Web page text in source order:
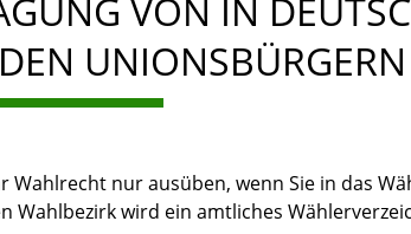
VON IN
Wahlrecht nur ausüben, wenn Sie in das
Wahlbezirk wird ein amtliches